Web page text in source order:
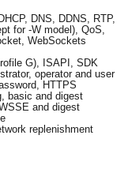
DNS, DDNS, RTP,
for -W model), QoS,
WebSockets
G), ISAPI, SDK
operator and user
HTTPS
basic and digest
and digest
replenishment